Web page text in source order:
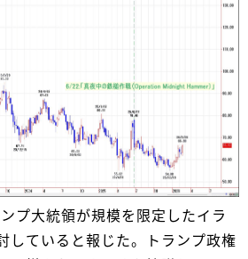
プ大統領が規模を限定したイラ
していると報じた。トランプ政権